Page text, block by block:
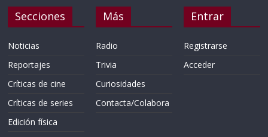
Secciones
Noticias
Reportajes
Críticas de cine
Críticas de series
Edición física
Más
Radio
Trivia
Curiosidades
Contacta/Colabora
Entrar
Registrarse
Acceder